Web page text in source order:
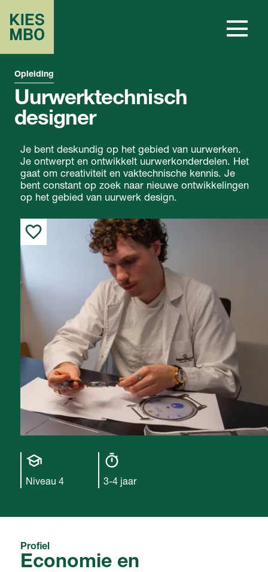
Opleiding
Uurwerktechnisch
designer
Je bent deskundig op het gebied van uurwerken.
Je ontwerpt en ontwikkelt uurwerkonderdelen. Het
gaat om creativiteit en vaktechnische kennis. Je
bent constant op zoek naar nieuwe ontwikkelingen
op het gebied van uurwerk design.
Opleiding
niveau
Niveau 4
3-4 jaar
Profiel
Economie en